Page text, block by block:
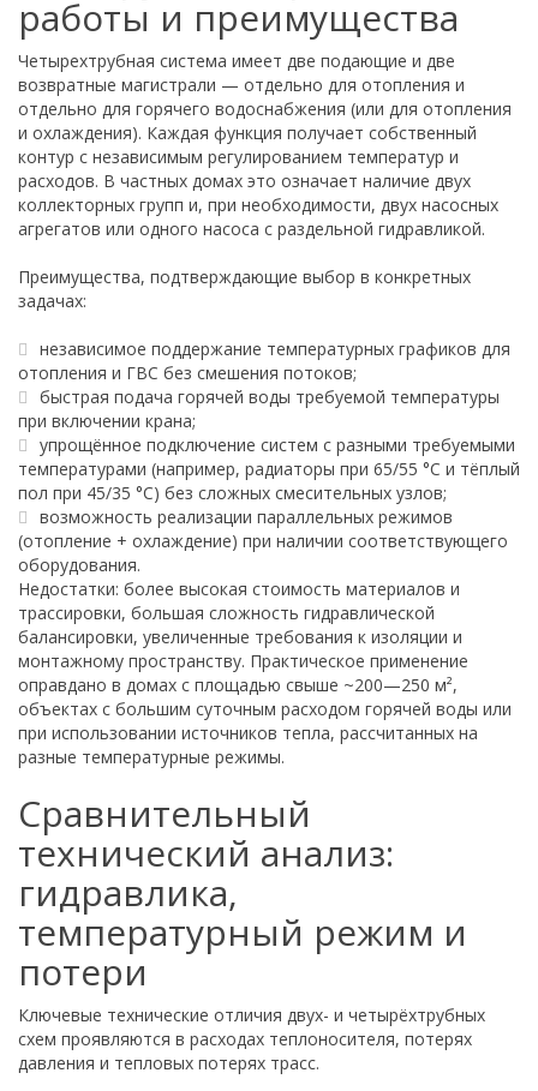
работы и преимущества
Четырехтрубная система имеет две подающие и две
возвратные магистрали — отдельно для отопления и
отдельно для горячего водоснабжения (или для отопления
и охлаждения). Каждая функция получает собственный
контур с независимым регулированием температур и
расходов. В частных домах это означает наличие двух
коллекторных групп и, при необходимости, двух насосных
агрегатов или одного насоса с раздельной гидравликой.
Преимущества, подтверждающие выбор в конкретных
задачах:
независимое поддержание температурных графиков для
отопления и ГВС без смешения потоков;
быстрая подача горячей воды требуемой температуры
при включении крана;
упрощённое подключение систем с разными требуемыми
температурами (например, радиаторы при 65/55 °C и тёплый
пол при 45/35 °C) без сложных смесительных узлов;
возможность реализации параллельных режимов
(отопление + охлаждение) при наличии соответствующего
оборудования.
Недостатки: более высокая стоимость материалов и
трассировки, большая сложность гидравлической
балансировки, увеличенные требования к изоляции и
монтажному пространству. Практическое применение
оправдано в домах с площадью свыше ~200—250 м²,
объектах с большим суточным расходом горячей воды или
при использовании источников тепла, рассчитанных на
разные температурные режимы.
Сравнительный
технический анализ:
гидравлика,
температурный режим и
потери
Ключевые технические отличия двух- и четырёхтрубных
схем проявляются в расходах теплоносителя, потерях
давления и тепловых потерях трасс.